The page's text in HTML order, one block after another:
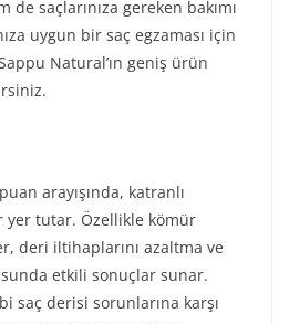
saçlarınıza gereken bakımı
uygun bir saç egzaması için
Natural’ın geniş ürün
arayışında, katranlı
tutar. Özellikle kömür
deri iltihaplarını azaltma ve
etkili sonuçlar sunar.
saç derisi sorunlarına karşı